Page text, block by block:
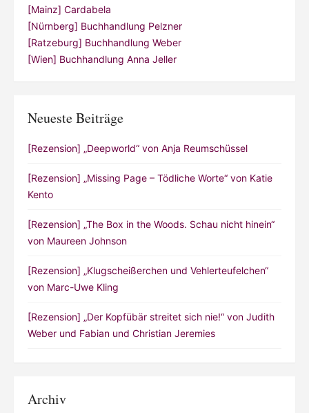
[Mainz] Cardabela
[Nürnberg] Buchhandlung Pelzner
[Ratzeburg] Buchhandlung Weber
[Wien] Buchhandlung Anna Jeller
Neueste Beiträge
[Rezension] „Deepworld“ von Anja Reumschüssel
[Rezension] „Missing Page – Tödliche Worte“ von Katie
Kento
[Rezension] „The Box in the Woods. Schau nicht hinein“
von Maureen Johnson
[Rezension] „Klugscheißerchen und Vehlerteufelchen“
von Marc-Uwe Kling
[Rezension] „Der Kopfübär streitet sich nie!“ von Judith
Weber und Fabian und Christian Jeremies
Archiv